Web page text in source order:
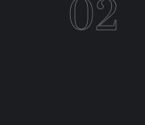
02